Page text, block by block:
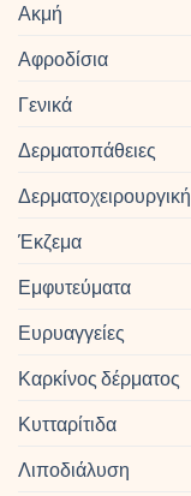
Ακμή
Αφροδίσια
Γενικά
Δερματοπάθειες
Δερματοχειρουργική
Έκζεμα
Εμφυτεύματα
Ευρυαγγείες
Καρκίνος δέρματος
Κυτταρίτιδα
Λιποδιάλυση